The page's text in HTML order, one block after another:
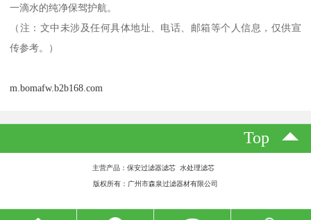
一滴水的纯净保驾护航。
（注：文中未涉及任何具体地址、电话、邮箱等个人信息，仅供宣
传参考。）
m.bomafw.b2b168.com
Top
主营产品：保安过滤器滤芯 水处理滤芯
版权所有：广州市森泉过滤器材有限公司